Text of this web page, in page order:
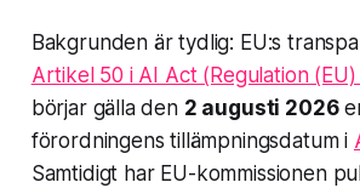
Bakgrunden är tydlig: EU:s
Artikel 50 i AI Act (Regulation
börjar gälla den 2 augusti 2026
förordningens tillämpningsdatum i
Samtidigt har EU-kommissionen